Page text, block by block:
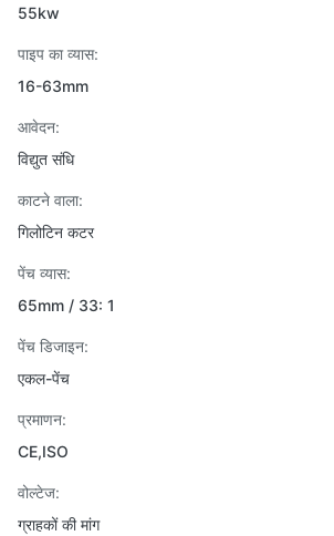
55kw
पाइप का व्यास:
16-63mm
आवेदन:
विद्युत संधि
काटने वाला:
गिलोटिन कटर
पेंच व्यास:
65mm / 33: 1
पेंच डिजाइन:
एकल-पेंच
प्रमाणन:
CE,ISO
वोल्टेज:
ग्राहकों की मांग